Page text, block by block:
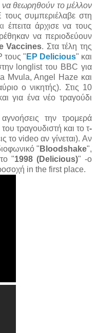
θεωρηθούν το μέλλον
συμπεριέλαβε στη
άρχισε να τους
να περιοδεύουν
Vaccines. Στα τέλη της
τους " EP Delicious" και
longlist του BBC για
Mvula, Angel Haze και
ο νικητής). Στις 10
για ένα νέο τραγούδι
την τρομερά
τραγουδιστή και το τ-
το video αν γίνεται). Αν
" Bloodshake",
"1998 (Delicious)" -ο
in the first place.